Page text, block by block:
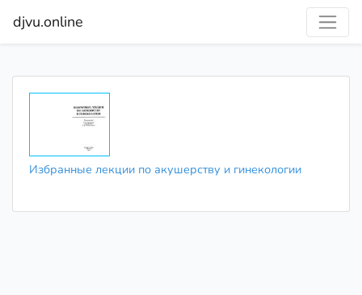
djvu.online
Избранные лекции по акушерству и гинекологии